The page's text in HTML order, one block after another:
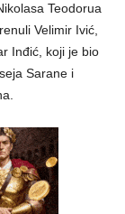
Teodorua
Velimir Ivić,
Inđić, koji je bio
Sarane i